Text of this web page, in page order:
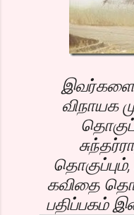
இவர்களை
விநாயக
தொகுப்பும்,
கவிதை
பதிப்பகம்